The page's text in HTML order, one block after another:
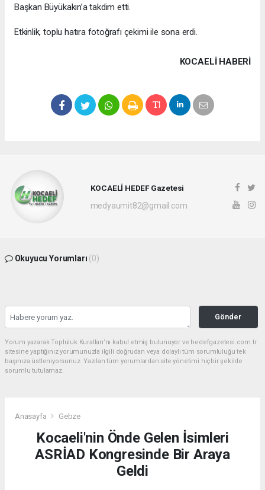
Başkan Büyükakın’a takdim etti.
Etkinlik, toplu hatıra fotoğrafı çekimi ile sona erdi.
KOCAELI HABERİ
KOCAELİ HEDEF Gazetesi
medyaumit82@gmail.com
Okuyucu Yorumları (0)
Gönder
Yorum yazarak Topluluk Kuralları’nı kabul etmiş bulunuyor ve hedefgazetesi.com.tr
sitesine yaptığınız yorumunuzla ilgili doğrudan veya dolaylı tüm sorumluluğu tek
başınıza üstleniyorsunuz. Yazılan tüm yorumlardan site yönetimi hiçbir şekilde
sorumlu tutulamaz.
Anasayfa Gebze
Kocaeli'nin Önde Gelen İsimleri
ASRİAD Kongresinde Bir Araya
Geldi